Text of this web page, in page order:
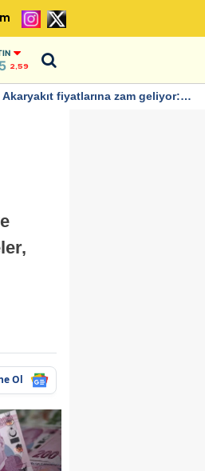
2,59
Akaryakıt fiyatlarına zam geliyor:
Ol